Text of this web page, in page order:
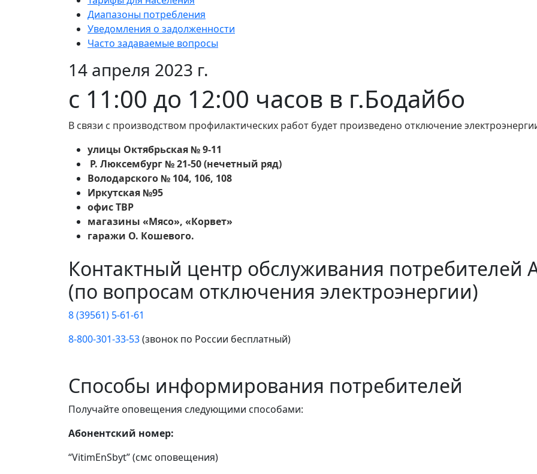
Диапазоны потребления
Уведомления о задолженности
Часто задаваемые вопросы
14 апреля 2023 г.
с 11:00 до 12:00 часов в г.Бодайбо
В связи с производством профилактических работ будет произведено отключение
улицы Октябрьская № 9-11
Р. Люксембург № 21-50 (нечетный ряд)
Володарского № 104, 106, 108
Иркутская №95
офис ТВР
магазины «Мясо», «Корвет»
гаражи О. Кошевого.
Контактный центр обслуживания потребителей
(по вопросам отключения электроэнергии)
8 (39561) 5-61-61
8-800-301-33-53(звонок по России бесплатный)
Способы информирования потребителей
Получайте оповещения следующими способами:
Абонентский номер:
“VitimEnSbyt” (смс оповещения)